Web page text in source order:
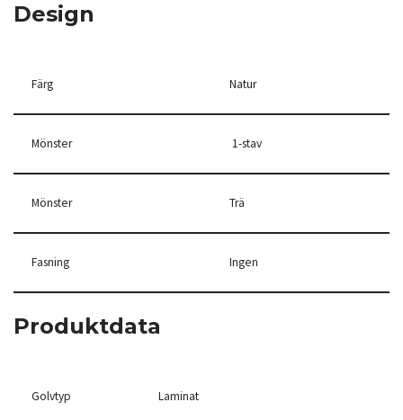
Design
Färg Natur
Mönster 1-stav
Mönster Trä
Fasning Ingen
Produktdata
Golvtyp Laminat